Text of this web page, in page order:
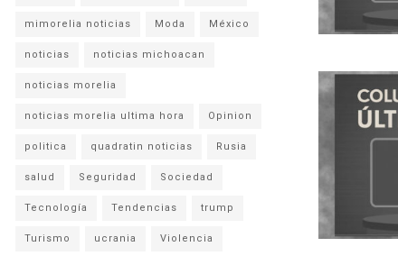
mimorelia noticias Moda México
noticias noticias michoacan
noticias morelia
noticias morelia ultima hora Opinion
politica quadratin noticias Rusia
salud Seguridad Sociedad
Tecnología Tendencias trump
Turismo ucrania Violencia